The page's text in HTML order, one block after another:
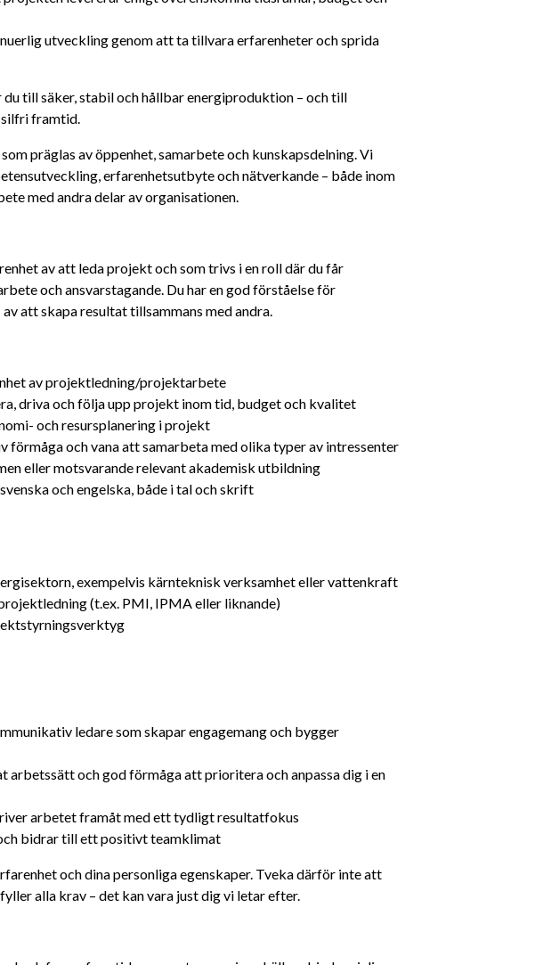
utveckling genom att ta tillvara erfarenheter och sprida
till säker, stabil och hållbar energiproduktion – och till
framtid.
präglas av öppenhet, samarbete och kunskapsdelning. Vi
erfarenhetsutbyte och nätverkande – både inom
med andra delar av organisationen.
av att leda projekt och som trivs i en roll där du får
och ansvarstagande. Du har en god förståelse för
att skapa resultat tillsammans med andra.
av projektledning/projektarbete
driva och följa upp projekt inom tid, budget och kvalitet
och resursplanering i projekt
förmåga och vana att samarbeta med olika typer av intressenter
eller motsvarande relevant akademisk utbildning
och engelska, både i tal och skrift
exempelvis kärnteknisk verksamhet eller vattenkraft
(t.ex. PMI, IPMA eller liknande)
ledare som skapar engagemang och bygger
arbetssätt och god förmåga att prioritera och anpassa dig i en
arbetet framåt med ett tydligt resultatfokus
bidrar till ett positivt teamklimat
och dina personliga egenskaper. Tveka därför inte att
alla krav – det kan vara just dig vi letar efter.